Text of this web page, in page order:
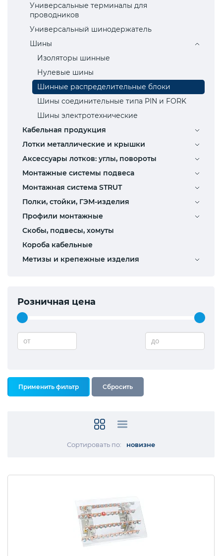
Универсальные терминалы для
проводников
Универсальный шинодержатель
Шины
Изоляторы шинные
Нулевые шины
Шинные распределительные блоки
Шины соединительные типа PIN и FORK
Шины электротехнические
Кабельная продукция
Лотки металлические и крышки
Аксессуары лотков: углы, повороты
Монтажные системы подвеса
Монтажная система STRUT
Полки, стойки, ГЭМ-изделия
Профили монтажные
Скобы, подвесы, хомуты
Короба кабельные
Метизы и крепежные изделия
Розничная цена
от до
Сортировать по: новизне